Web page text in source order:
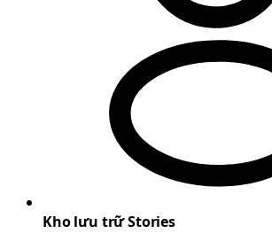
Kho lưu trữ Stories